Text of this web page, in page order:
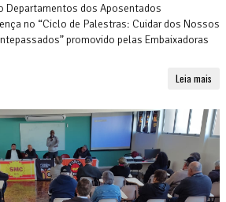
Departamentos dos Aposentados
no “Ciclo de Palestras: Cuidar dos Nossos
promovido pelas Embaixadoras
Leia mais